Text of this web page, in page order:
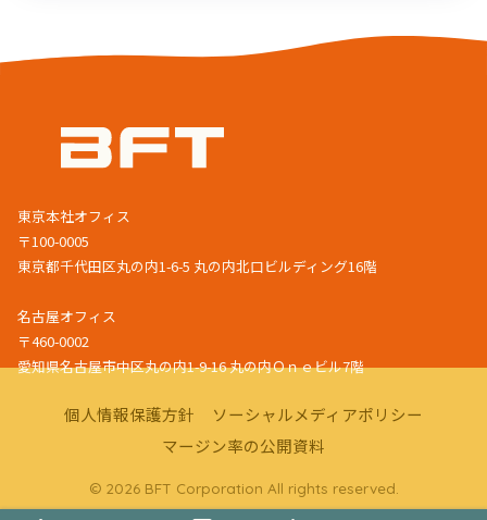
東京本社オフィス
〒100-0005
東京都千代田区丸の内1-6-5 丸の内北口ビルディング16階
名古屋オフィス
〒460-0002
愛知県名古屋市中区丸の内1-9-16 丸の内Ｏｎｅビル7階
個人情報保護方針
ソーシャルメディアポリシー
マージン率の公開資料
© 2026 BFT Corporation All rights reserved.